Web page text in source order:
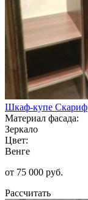
Шкаф-купе Скариф
Материал фасада:
Зеркало
Цвет:
Венге
от 75 000 руб.
Рассчитать